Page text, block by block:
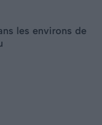
les environs de